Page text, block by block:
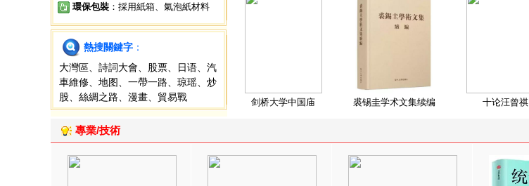
環保包裝 ：採用紙箱、氣泡紙材料
熱搜關鍵字 ：
大灣區
詩詞大會 股票 日语
汽
車維修
地图 一帶一路 琼瑶
炒
股
絲綢之路 漫畫 貿易戰 剑桥大学中国庙 裘锡圭学术文集续编 十论汪曾祺
專業/技術